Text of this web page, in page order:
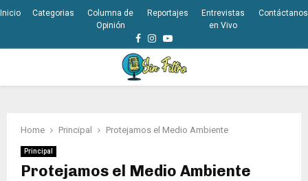
Inicio Categorias
Columna de
Opinión
Reportajes
Entrevistas
en Vivo
Contáctanos
Facebook
Instagram
Youtube
Home Principal Protejamos el Medio Ambiente
Principal
Protejamos el Medio Ambiente